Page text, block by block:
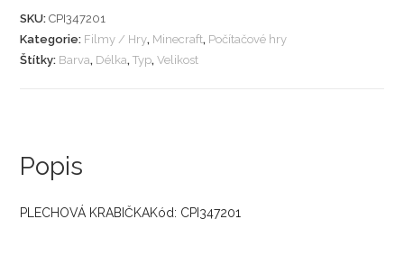
SKU:CPI347201
Kategorie: Filmy / Hry, Minecraft, Počítačové hry
Štítky: Barva, Délka,Typ,Velikost
Popis
PLECHOVÁ KRABIČKAKód: CPI347201